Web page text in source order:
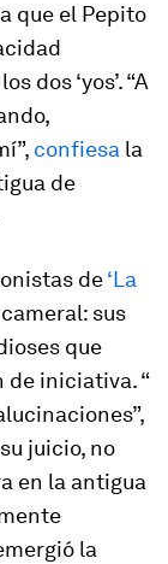
que el Pepito
dos ‘yos’. “A
confiesa la
de
de‘La
sus
que
de iniciativa. “
juicio, no
en la antigua
la